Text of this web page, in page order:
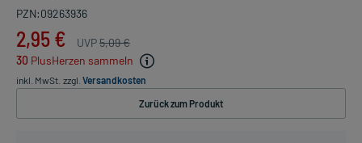
PZN:09263936
2,95 € UVP5,09 €
30 PlusHerzen sammeln
inkl. MwSt. zzgl. Versandkosten
Zurück zum Produkt